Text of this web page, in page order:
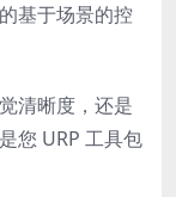
基于场景的控
清晰度，还是
您 URP 工具包